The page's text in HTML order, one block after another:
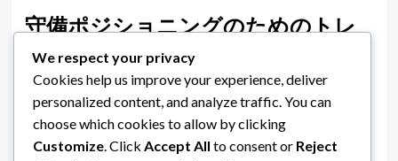
守備ポジショニングのためのトレ
ーニングドリル
守備ポジショニングのドリルは、中央ミッドフ
ィールダーが5-2-3フォーメーションにおける役
割を理解するために不可欠です。これらのドリ
ルは、適切なスペーシングを維持し、相手の動
We respect your privacy
Cookies help us improve your experience, deliver
personalized content, and analyze traffic. You can
choose which cookies to allow by clicking
Customize . Click Accept All to consent or Reject